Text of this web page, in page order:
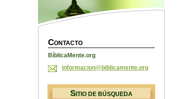
CONTACTO
BíblicaMente.org
informacion@bibl icamente.org
S ITIO DE BÚSQUEDA